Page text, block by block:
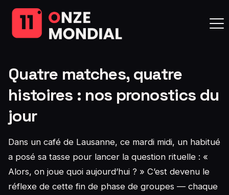
Quatre matches, quatre
histoires : nos pronostics du
jour
Dans un café de Lausanne, ce mardi midi, un habitué
a posé sa tasse pour lancer la question rituelle : «
Alors, on joue quoi aujourd’hui ? » C’est devenu le
réflexe de cette fin de phase de groupes — chaque